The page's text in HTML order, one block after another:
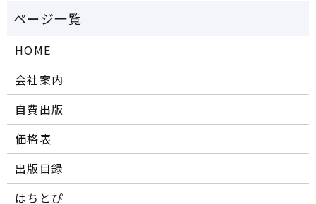
HOME
会社案内
自費出版
価格表
出版目録
はちとぴ